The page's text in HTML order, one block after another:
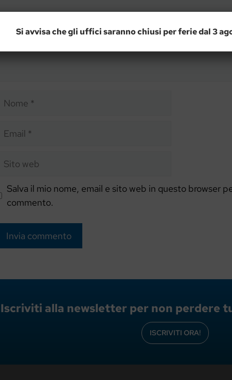
Nome
Email
Sito
Salva il mio nome, email e sito web in questo browser
commento.
Iscriviti alla newsletter per non perdere
ISCRIVITI ORA!
Si avvisa che gli uffici saranno chiusi per ferie dal 3